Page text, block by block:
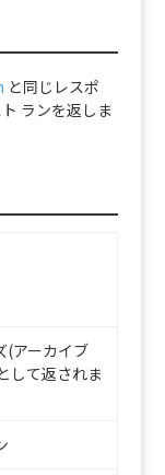
と同じレスポ
ランを返しま
(アーカイブ
して返されま